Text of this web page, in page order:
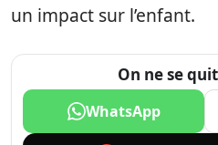
un impact sur l’enfant.
On ne se
WhatsApp